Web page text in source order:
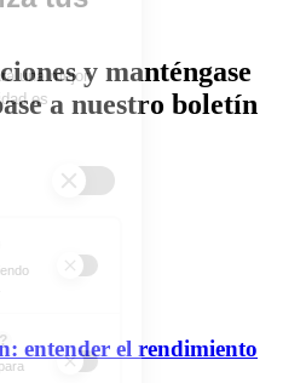
y manténgase
a nuestro boletín
entender el rendimiento